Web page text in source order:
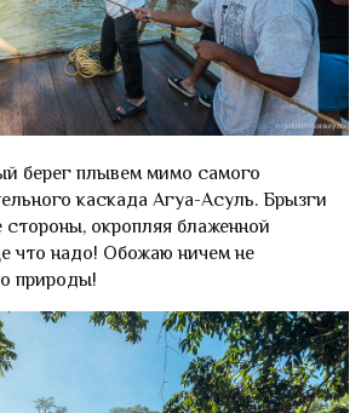
берег плывем мимо самого
каскада Агуа-Асуль. Брызги
стороны, окропляя блаженной
что надо! Обожаю ничем не
природы!